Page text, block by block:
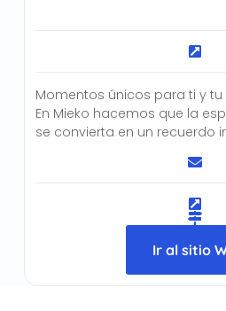
Momentos únicos para ti y tu
En Mieko hacemos que la
se convierta en un recuerdo
Ir al sitio